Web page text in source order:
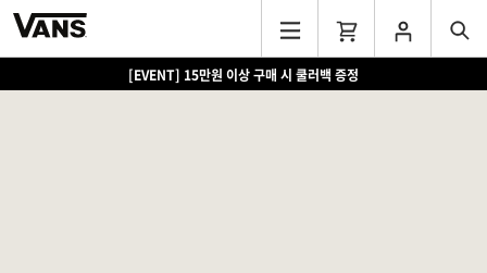
[EVENT] 15만원 이상 구매 시 쿨러백 증정